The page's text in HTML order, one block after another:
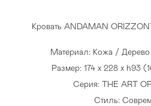
Кровать ANDAMAN
Материал: Кожа /
Размер: 174 x 228 x h93
Серия: THE ART
Стиль: